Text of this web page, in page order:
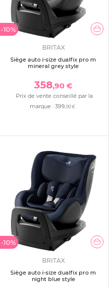
-10%
BRITAX
Siège auto i-size dualfix pro m
mineral grey style
358,90 €
Prix de vente conseillé par la
marque : 399 ,00 €
-10%
BRITAX
Siège auto i-size dualfix pro m
night blue style